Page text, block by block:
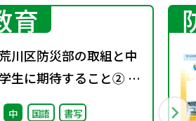
育
荒川区防災部の取組と中
学生に期待すること② ～
取り組み編～
中 国語
書写